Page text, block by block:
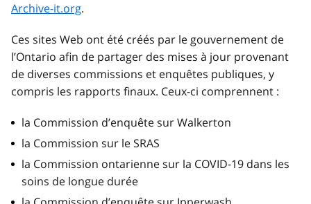
Archive-it.org.
Ces sites Web ont été créés par le gouvernement de
l’Ontario afin de partager des mises à jour provenant
de diverses commissions et enquêtes publiques, y
compris les rapports finaux. Ceux-ci comprennent :
la Commission d’enquête sur Walkerton
la Commission sur le SRAS
la Commission ontarienne sur la COVID-19 dans les
soins de longue durée